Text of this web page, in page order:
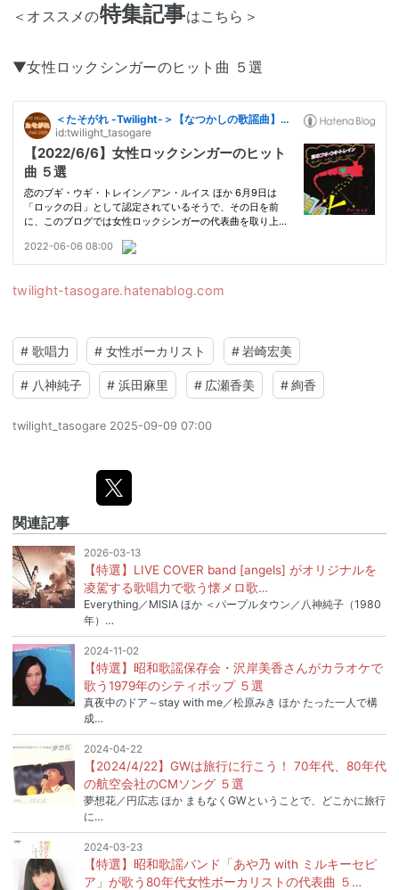
＜オススメの特集記事はこちら＞
▼女性ロックシンガーのヒット曲 ５選
twilight-tasogare.hatenablog.com
# 歌唱力 # 女性ボーカリスト # 岩崎宏美
# 八神純子 # 浜田麻里 # 広瀬香美 # 絢香
twilight_tasogare 2025-09-09 07:00
関連記事
2026-03-13
【特選】LIVE COVER band [angels] がオリジナルを
凌駕する歌唱力で歌う懐メロ歌…
Everything／MISIA ほか ＜パープルタウン／八神純子（1980
年）…
2024-11-02
【特選】昭和歌謡保存会・沢岸美香さんがカラオケで
歌う1979年のシティポップ ５選
真夜中のドア～stay with me／松原みき ほか たった一人で構
成…
2024-04-22
【2024/4/22】GWは旅行に行こう！ 70年代、80年代
の航空会社のCMソング ５選
夢想花／円広志 ほか まもなくGWということで、どこかに旅行
に…
2024-03-23
【特選】昭和歌謡バンド「あや乃 with ミルキーセピ
ア」が歌う80年代女性ボーカリストの代表曲 ５…